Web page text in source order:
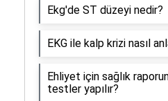
Ekg'de ST düzeyi nedir?
EKG ile kalp krizi nasıl
Ehliyet için sağlık
testler yapılır?